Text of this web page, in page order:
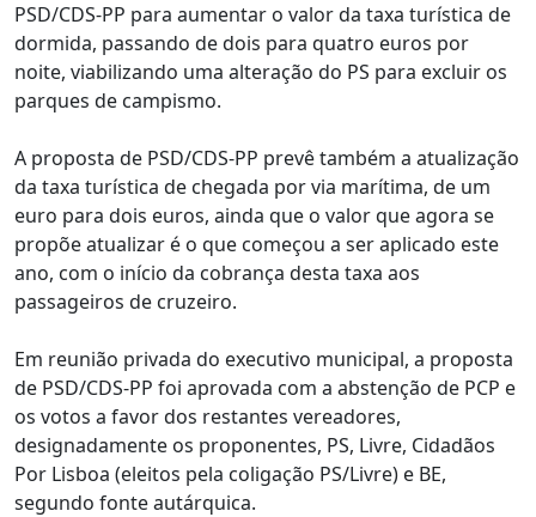
PSD/CDS-PP para aumentar o valor da taxa turística de
dormida, passando de dois para quatro euros por
noite, viabilizando uma alteração do PS para excluir os
parques de campismo.
A proposta de PSD/CDS-PP prevê também a atualização
da taxa turística de chegada por via marítima, de um
euro para dois euros, ainda que o valor que agora se
propõe atualizar é o que começou a ser aplicado este
ano, com o início da cobrança desta taxa aos
passageiros de cruzeiro.
Em reunião privada do executivo municipal, a proposta
de PSD/CDS-PP foi aprovada com a abstenção de PCP e
os votos a favor dos restantes vereadores,
designadamente os proponentes, PS, Livre, Cidadãos
Por Lisboa (eleitos pela coligação PS/Livre) e BE,
segundo fonte autárquica.